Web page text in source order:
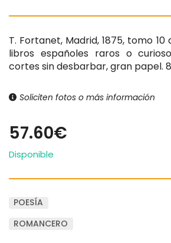
T. Fortanet, Madrid, 1875, tomo
libros españoles raros o
cortes sin desbarbar, gran papel.
Soliciten fotos o más información
57.60€
Disponible
POESÍA
ROMANCERO